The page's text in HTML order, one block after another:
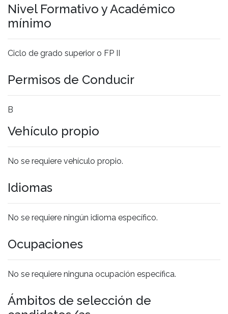
Nivel Formativo y Académico
mínimo
Ciclo de grado superior o FP II
Permisos de Conducir
B
Vehículo propio
No se requiere vehículo propio.
Idiomas
No se requiere ningún idioma específico.
Ocupaciones
No se requiere ninguna ocupación específica.
Ámbitos de selección de